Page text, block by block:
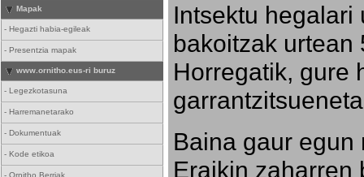
Mapak
- Hegazti habia-egileak
- Presentzia mapak
www.ornitho.eus-ri buruz
- Legezkotasuna
- Harremanetarako
- Dokumentuak
- Kode etikoa
- Ornitho Berriak
Intsektu hegalari
bakoitzak urtean
Horregatik, gure
Baina gaur egun
Eraikin zaharren